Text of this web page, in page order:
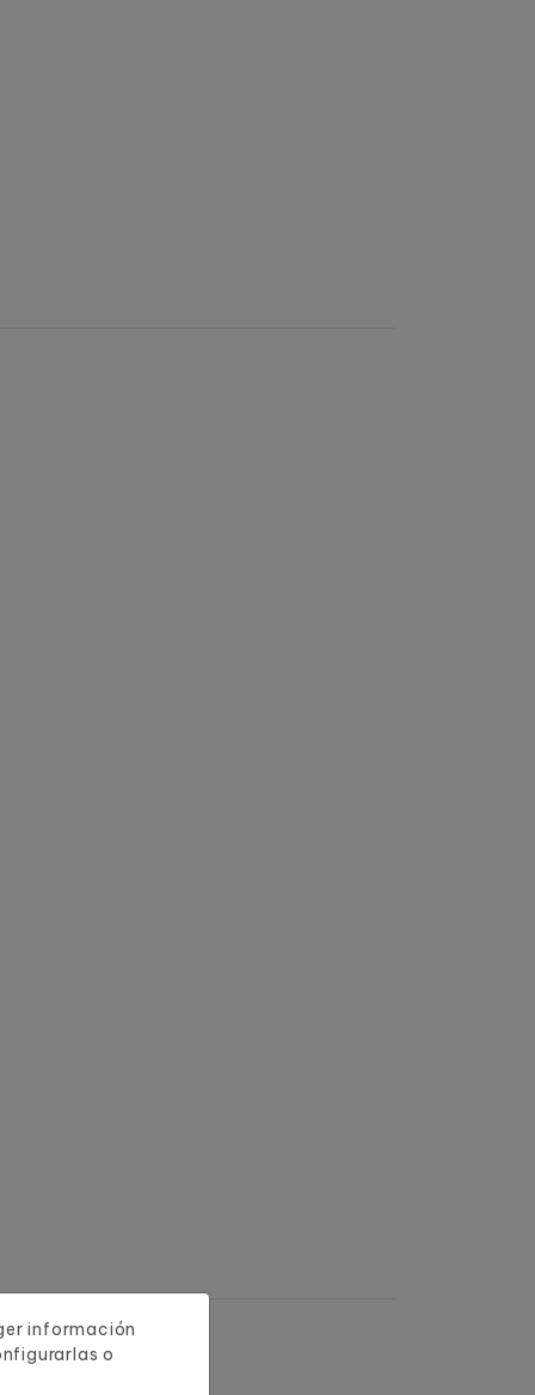
información
o